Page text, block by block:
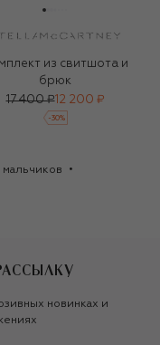
из свитшота и
брюк
17 400 ₽12 200 ₽
-30%
новинках и